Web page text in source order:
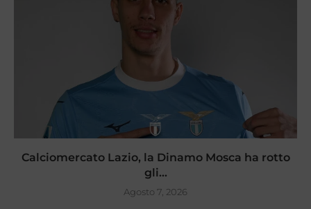
Calciomercato Lazio, la Dinamo Mosca ha rotto
gli...
Agosto 7, 2026